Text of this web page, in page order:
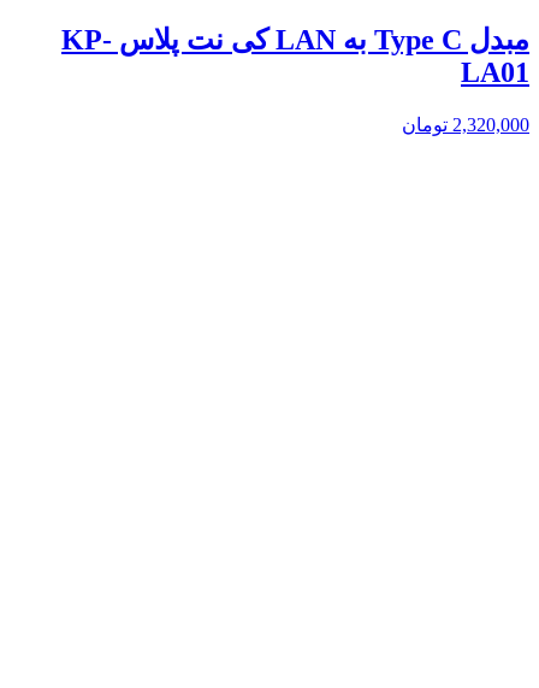
مبدل Type C به LAN کی نت پلاس KP-
LA01
2,320,000 تومان